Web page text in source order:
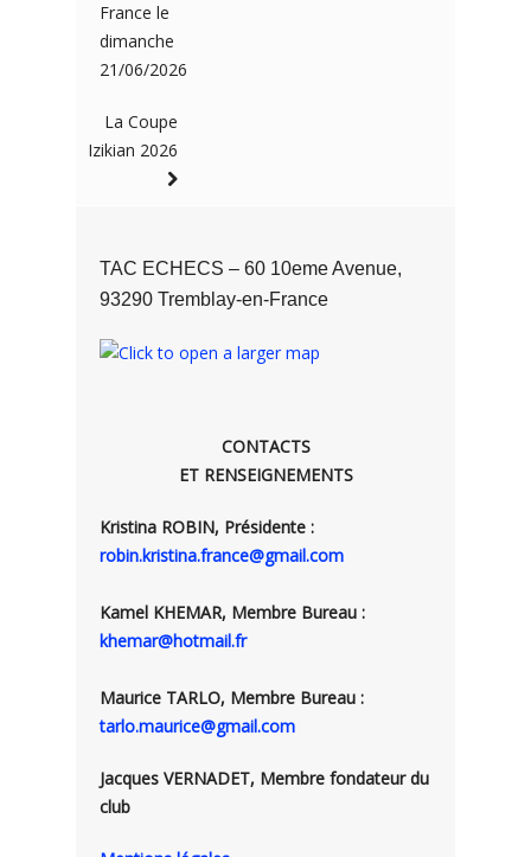
France le
dimanche
21/06/2026
La Coupe
Izikian 2026
TAC ECHECS – 60 10eme Avenue,
93290 Tremblay-en-France
CONTACTS
ET RENSEIGNEMENTS
Kristina ROBIN, Présidente :
robin.kristina.france@gmail.com
Kamel KHEMAR, Membre Bureau :
khemar@hotmail.fr
Maurice TARLO, Membre Bureau :
tarlo.maurice@gmail.com
Jacques VERNADET, Membre fondateur du
club